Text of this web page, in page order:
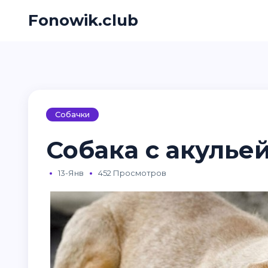
Fonowik.club
Собачки
Собака с
13-Янв 452 Просмотров